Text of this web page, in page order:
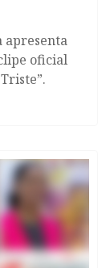
apresenta
oficial